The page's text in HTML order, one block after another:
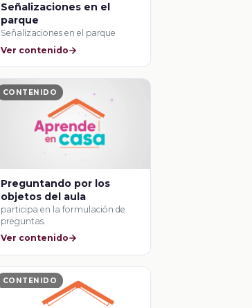
Señalizaciones en el
parque
Señalizaciones en el parque
Ver contenido
CONTENIDO
Preguntando por los
objetos del aula
participa en la formulación de
preguntas.
Ver contenido
CONTENIDO